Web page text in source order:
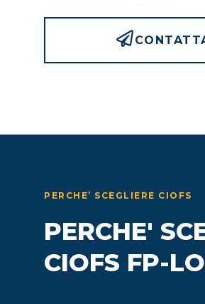
PERCHE’ SCEGLIERE CIOFS
PERCHE'
CIOFS FP-